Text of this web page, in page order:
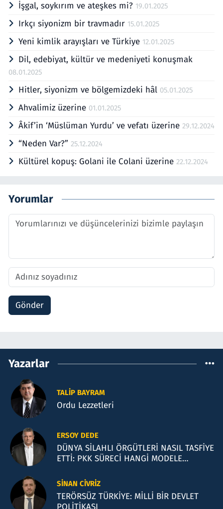
İşgal, soykırım ve ateşkes mi? 19.01.2025
Irkçı siyonizm bir travmadır 15.01.2025
Yeni kimlik arayışları ve Türkiye 12.01.2025
Dil, edebiyat, kültür ve medeniyeti konuşmak
08.01.2025
Hitler, siyonizm ve bölgemizdeki hâl 05.01.2025
Ahvalimiz üzerine 01.01.2025
Âkif’in ‘Müslüman Yurdu’ ve vefatı üzerine 29.12.2024
“Neden Var?” 25.12.2024
Kültürel kopuş: Golani ile Colani üzerine 22.12.2024
Yorumlar
Gönder
Yazarlar
TALIP BAYRAM
Ordu Lezzetleri
ERSOY DEDE
DÜNYA SİLAHLI ÖRGÜTLERİ NASIL TASFİYE
ETTİ: PKK SÜRECİ HANGİ MODELE
SINAN CIVRIZ
TERÖRSÜZ TÜRKİYE: MİLLİ BİR DEVLET